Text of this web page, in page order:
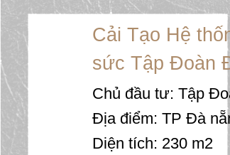
Cải Tạo Hệ
sức Tập Đoàn
Chủ đầu tư: Tập
Địa điểm: TP Đà
Diện tích: 230 m2